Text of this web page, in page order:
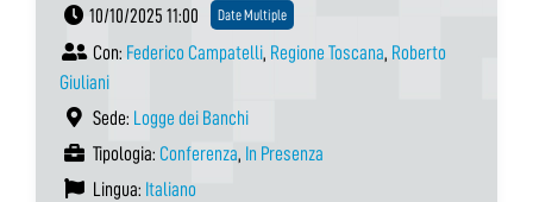
10/10/2025 11:00
Date Multiple
Con: Federico Campatelli, Regione Toscana, Roberto
Giuliani
Sede: Logge dei Banchi
Tipologia: Conferenza, In Presenza
Lingua: Italiano